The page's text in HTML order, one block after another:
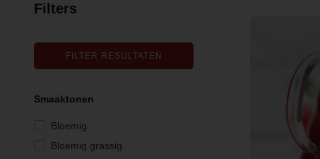
Filters
FILTER RESULTATEN
Smaaktonen
Bloemig
Bloemig grassig